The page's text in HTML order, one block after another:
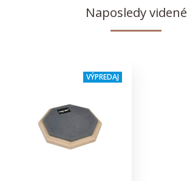
Naposledy videné
VÝPREDAJ